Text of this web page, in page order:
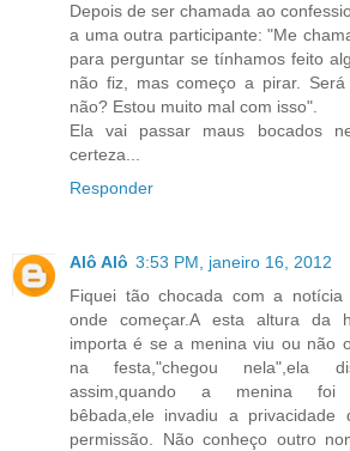
Depois de ser chamada ao
a uma outra participante: "Me
para perguntar se tínhamos feito
não fiz, mas começo a pirar.
não? Estou muito mal com isso".
Ela vai passar maus bocados
certeza...
Responder
Alô Alô 3:53 PM, janeiro 16, 2012
Fiquei tão chocada com a
onde começar.A esta altura da
importa é se a menina viu ou não
na festa,"chegou nela",ela
assim,quando a menina foi
bêbada,ele invadiu a
permissão. Não conheço outro